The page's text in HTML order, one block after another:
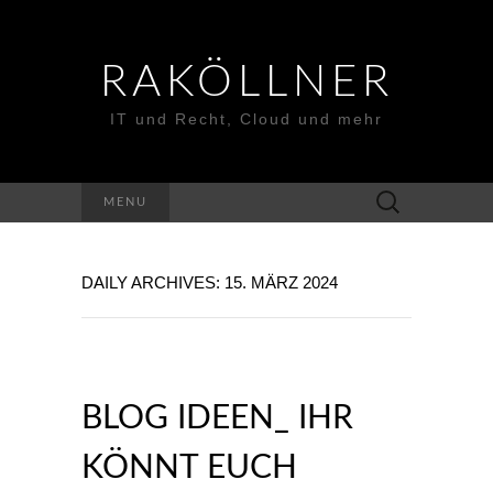
RAKÖLLNER
IT und Recht, Cloud und mehr
MENU
Suchen
nach:
DAILY ARCHIVES: 15. MÄRZ 2024
BLOG IDEEN_ IHR
KÖNNT EUCH